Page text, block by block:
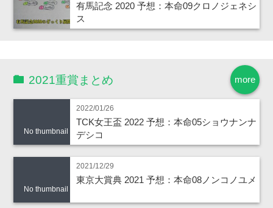
有馬記念 2020 予想：本命09クロノジェネシ
ス
more
2021重賞まとめ
No thumbnail
2022/01/26
TCK女王盃 2022 予想：本命05ショウナンナ
デシコ
No thumbnail
2021/12/29
東京大賞典 2021 予想：本命08ノンコノユメ